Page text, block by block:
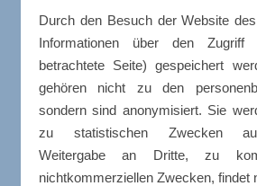
Durch den Besuch der Website
Informationen über den Zugriff
betrachtete Seite) gespeichert
gehören nicht zu den
sondern sind anonymisiert. Sie
zu statistischen Zwecken
Weitergabe an Dritte, zu
nichtkommerziellen Zwecken, findet